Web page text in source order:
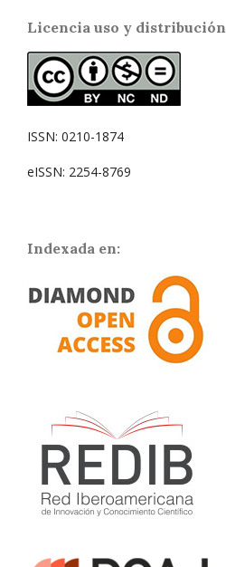
Licencia uso y distribución
ISSN: 0210-1874
eISSN: 2254-8769
Indexada en: